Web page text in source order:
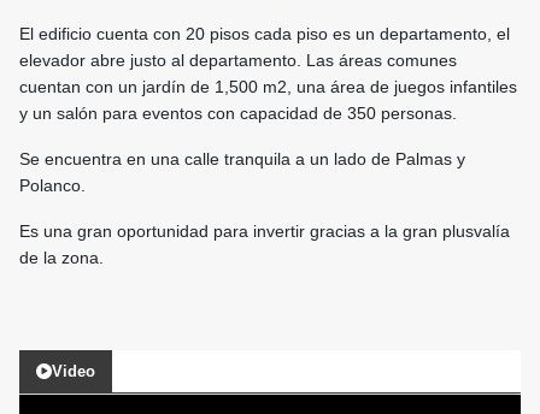
El edificio cuenta con 20 pisos cada piso es un departamento, el
elevador abre justo al departamento. Las áreas comunes
cuentan con un jardín de 1,500 m2, una área de juegos infantiles
y un salón para eventos con capacidad de 350 personas.
Se encuentra en una calle tranquila a un lado de Palmas y
Polanco.
Es una gran oportunidad para invertir gracias a la gran plusvalía
de la zona.
Video